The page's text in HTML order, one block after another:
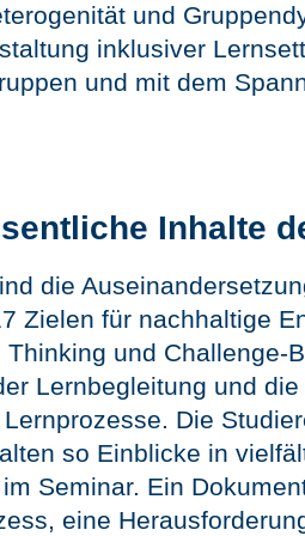
und
inklusiver
und mit dem
Inhalte
die
Zielen für nachhaltige
und Challenge-
Lernbegleitung und
Die
so Einblicke in
Seminar. Ein
eine